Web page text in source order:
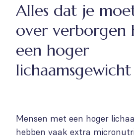
Alles dat je
over verborgen
een hoger
lichaamsgewicht
Mensen met een hoger
hebben vaak extra